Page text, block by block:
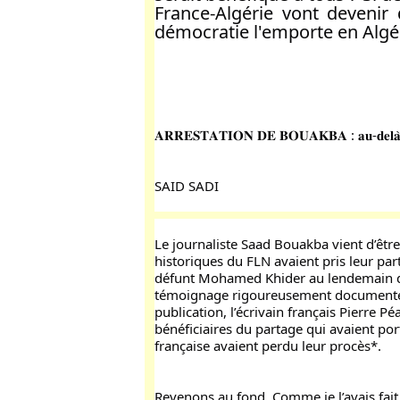
France-Algérie vont
démocratie l'emporte en
𝐀𝐑𝐑𝐄𝐒𝐓𝐀𝐓𝐈𝐎𝐍 𝐃𝐄 𝐁𝐎𝐔𝐀𝐊𝐁𝐀 : 𝐚𝐮-𝐝𝐞𝐥𝐚̀ 𝐝𝐞
SAID SADI
Le journaliste Saad Bouakba vient
historiques du FLN avaient pris leur
défunt Mohamed Khider au lendemain
témoignage rigoureusement
publication, l’écrivain français Pierre
bénéficiaires du partage qui avaient
française avaient perdu leur procès*.
Revenons au fond. Comme je l’avais